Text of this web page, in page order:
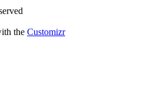
the Customizr